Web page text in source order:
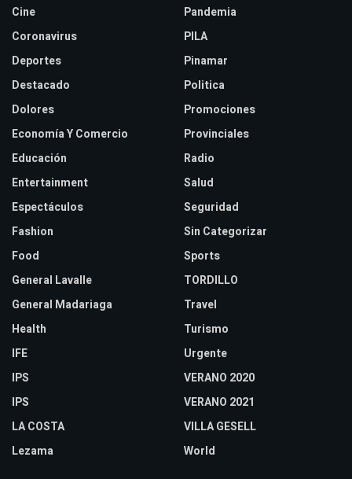
Cine
Coronavirus
Deportes
Destacado
Dolores
Economía Y Comercio
Educación
Entertainment
Espectáculos
Fashion
Food
General Lavalle
General Madariaga
Health
IFE
IPS
IPS
LA COSTA
Lezama
Pandemia
PILA
Pinamar
Politica
Promociones
Provinciales
Radio
Salud
Seguridad
Sin Categorizar
Sports
TORDILLO
Travel
Turismo
Urgente
VERANO 2020
VERANO 2021
VILLA GESELL
World